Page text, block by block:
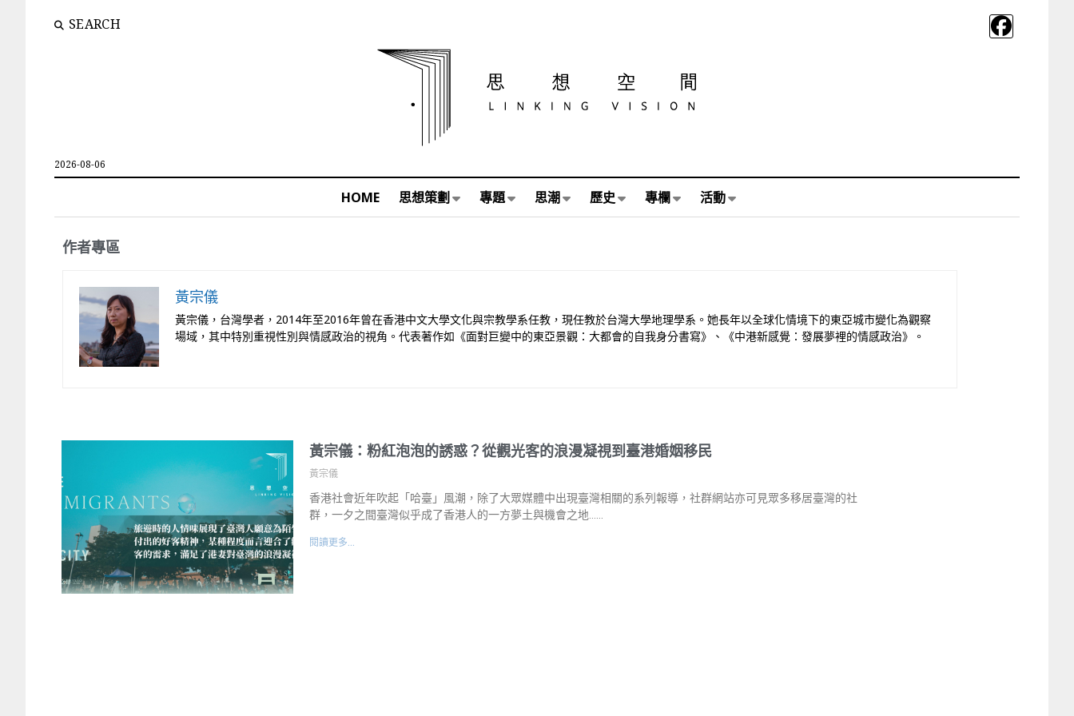
SEARCH
2026-08-06
HOME 思想策劃 專題 思潮 歷史 專欄 活動
作者專區
黃宗儀
黃宗儀，台灣學者，2014年至2016年曾在香港中文大學文化與宗教學系任教，現任教於台灣大學地理學系。她長年以全球化情境下的東亞城市變化為觀察
場域，其中特別重視性別與情感政治的視角。代表著作如《面對巨變中的東亞景觀：大都會的自我身分書寫》、《中港新感覺：發展夢裡的情感政治》。
黃宗儀：粉紅泡泡的誘惑？從觀光客的浪漫凝視到臺港婚姻移民
黃宗儀
香港社會近年吹起「哈臺」風潮，除了大眾媒體中出現臺灣相關的系列報導，社群網站亦可見眾多移居臺灣的社
群，一夕之間臺灣似乎成了香港人的一方夢土與機會之地……
閱讀更多...